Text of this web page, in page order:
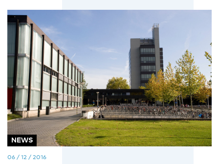
NEWS
06 / 12 / 2016